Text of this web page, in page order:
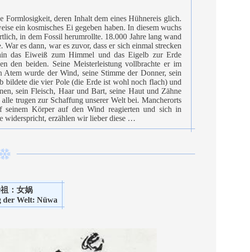
deren Inhalt dem eines Hühnereis glich.
ein kosmisches Ei gegeben haben. In diesem wuchs
in dem Fossil herumrollte. 18.000 Jahre lang wand
es dann, war es zuvor, dass er sich einmal strecken
das Eiweiß zum Himmel und das Eigelb zur Erde
den beiden. Seine Meisterleistung vollbrachte er im
wurde der Wind, seine Stimme der Donner, sein
bildete die vier Pole (die Erde ist wohl noch flach) und
sein Fleisch, Haar und Bart, seine Haut und Zähne
trugen zur Schaffung unserer Welt bei. Mancherorts
seinem Körper auf den Wind reagierten und sich in
widerspricht, erzählen wir lieber diese …
：女娲
Welt: Nüwa